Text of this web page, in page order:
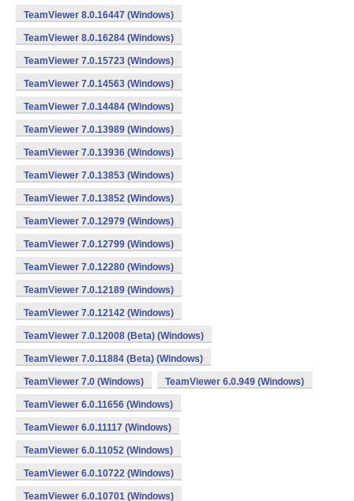
TeamViewer 8.0.16447 (Windows)
TeamViewer 8.0.16284 (Windows)
TeamViewer 7.0.15723 (Windows)
TeamViewer 7.0.14563 (Windows)
TeamViewer 7.0.14484 (Windows)
TeamViewer 7.0.13989 (Windows)
TeamViewer 7.0.13936 (Windows)
TeamViewer 7.0.13853 (Windows)
TeamViewer 7.0.13852 (Windows)
TeamViewer 7.0.12979 (Windows)
TeamViewer 7.0.12799 (Windows)
TeamViewer 7.0.12280 (Windows)
TeamViewer 7.0.12189 (Windows)
TeamViewer 7.0.12142 (Windows)
TeamViewer 7.0.12008 (Beta) (Windows)
TeamViewer 7.0.11884 (Beta) (Windows)
TeamViewer 7.0 (Windows) TeamViewer 6.0.949 (Windows)
TeamViewer 6.0.11656 (Windows)
TeamViewer 6.0.11117 (Windows)
TeamViewer 6.0.11052 (Windows)
TeamViewer 6.0.10722 (Windows)
TeamViewer 6.0.10701 (Windows)